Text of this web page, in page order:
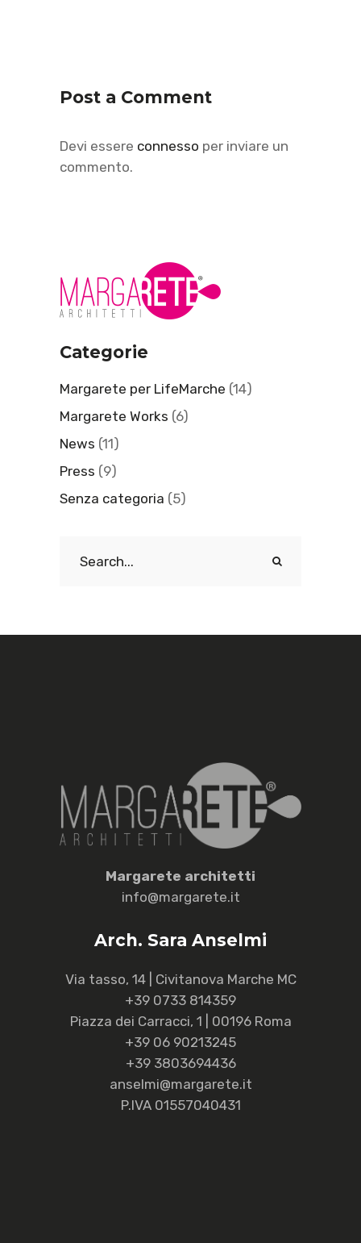
Post a Comment
Devi essere connesso per inviare un
commento.
Categorie
Margarete per LifeMarche (14)
Margarete Works (6)
News (11)
Press (9)
Senza categoria (5)
for:
Margarete architetti
info@margarete.it
Arch. Sara Anselmi
Via tasso, 14 | Civitanova Marche MC
+39 0733 814359
Piazza dei Carracci, 1 | 00196 Roma
+39 06 90213245
+39 3803694436
anselmi@margarete.it
P.IVA 01557040431